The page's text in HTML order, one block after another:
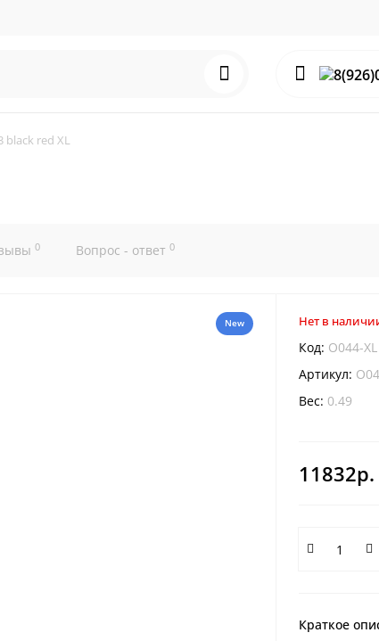
black red XL
0 Вопрос - ответ 0
New Нет в
Код: O044-XL
Артикул:
Вес: 0.49
11832р.
Краткое